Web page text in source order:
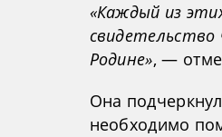
«Каждый из
свидетельство
Родине», —
Она
необходимо